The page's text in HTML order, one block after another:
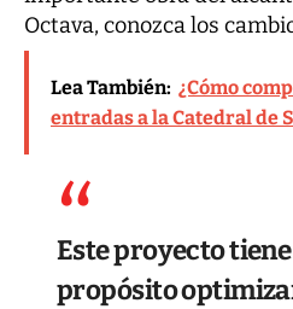
Octava, conozca los
Lea También: ¿Cómo
entradas a la Catedral de
Este proyecto
propósito